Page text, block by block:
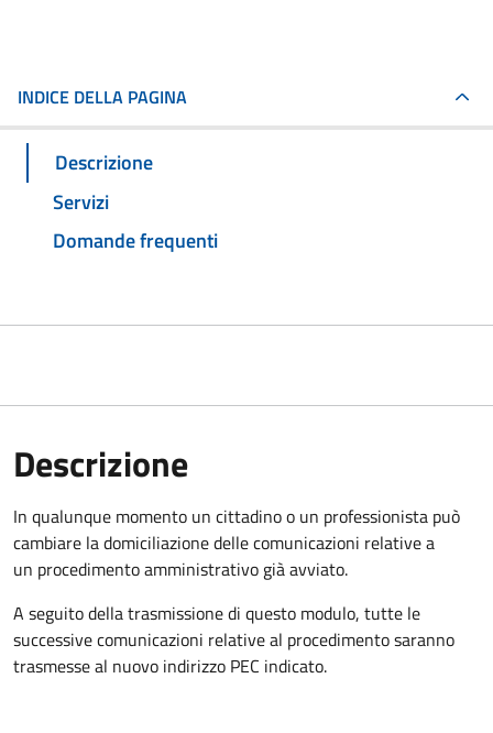
INDICE DELLA PAGINA
Descrizione
Servizi
Domande frequenti
Descrizione
In qualunque momento un cittadino o un professionista può
cambiare la domiciliazione delle comunicazioni relative a
un procedimento amministrativo già avviato.
A seguito della trasmissione di questo modulo, tutte le
successive comunicazioni relative al procedimento saranno
trasmesse al nuovo indirizzo PEC indicato.